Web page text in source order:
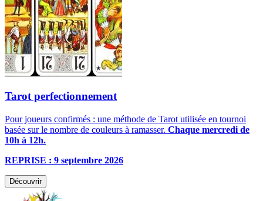
Tarot perfectionnement
Pour joueurs confirmés : une méthode de Tarot utilisée en tournoi
basée sur le nombre de couleurs à ramasser. Chaque mercredi de
10h à 12h.
REPRISE : 9 septembre 2026
Découvrir